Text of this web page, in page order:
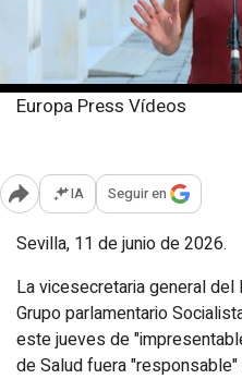
Europa Press Vídeos
Abrir opciones para
IA Seguir en
Sevilla, 11 de junio de 2026.
La vicesecretaria general
Grupo parlamentario
este jueves de
de Salud fuera